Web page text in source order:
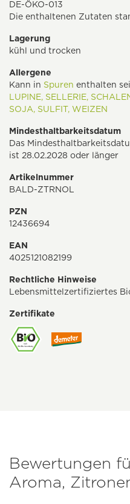
DE-ÖKO-013
Die enthaltenen Zutaten
Lagerung
kühl und trocken
Allergene
Kann in Spuren enthalten
LUPINE, SELLERIE,
SOJA, SULFIT, WEIZEN
Mindesthaltbarkeitsdatum
Das
ist 28.02.2028 oder länger
Artikelnummer
BALD-ZTRNOL
PZN
12436694
EAN
4025121082199
Rechtliche Hinweise
Lebensmittelzertifiziertes
Zertifikate
Bewertungen
Aroma,